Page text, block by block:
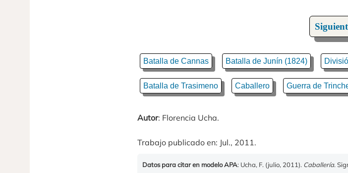
Batalla de Cannas Batalla de Junín (1824)
Batalla de Trasimeno Caballero Guerra de
Autor: Florencia Ucha.
Trabajo publicado en: Jul., 2011.
Datos para citar en modelo APA: Ucha, F. (julio, 2011). Caballería.